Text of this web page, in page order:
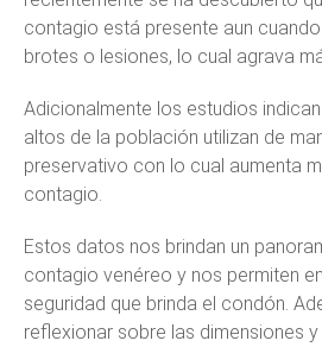
contagio está presente aun
brotes o lesiones, lo cual agrava
Adicionalmente los estudios
altos de la población utilizan de
preservativo con lo cual aumenta
contagio.
Estos datos nos brindan un
contagio venéreo y nos permiten
seguridad que brinda el condón.
reflexionar sobre las dimensiones